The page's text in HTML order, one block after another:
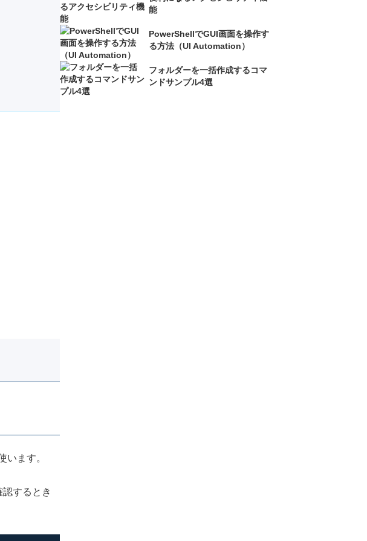
います。
するとき
能
PowerShellでGUI画面を操作す
る方法（UI Automation）
フォルダーを一括作成するコマ
ンドサンプル4選